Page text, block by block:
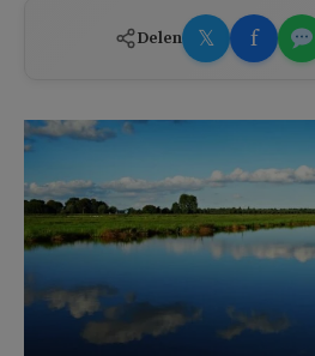
Delen 𝕏 f